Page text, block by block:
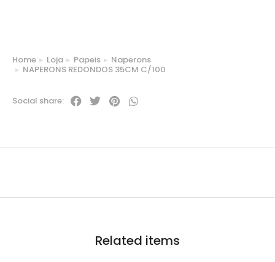
You are here:
Home Loja Papeis
Naperons
NAPERONS REDONDOS 35CM C/100
Social share:
Related items